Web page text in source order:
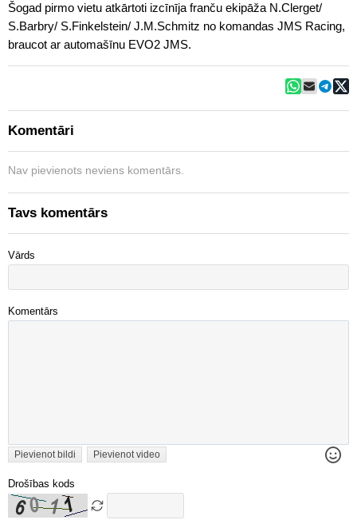
Šogad pirmo vietu atkārtoti izcīnīja franču ekipāža N.Clerget/
S.Barbry/ S.Finkelstein/ J.M.Schmitz no komandas JMS Racing,
braucot ar automašīnu EVO2 JMS.
Komentāri
Nav pievienots neviens komentārs.
Tavs komentārs
Vārds
Komentārs
Pievienot bildi Pievienot video
Drošības kods